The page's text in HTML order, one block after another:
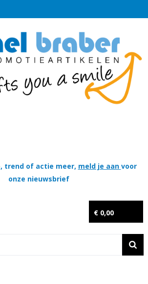
trend of actie meer, meld je aan voor
onze nieuwsbrief
€ 0,00